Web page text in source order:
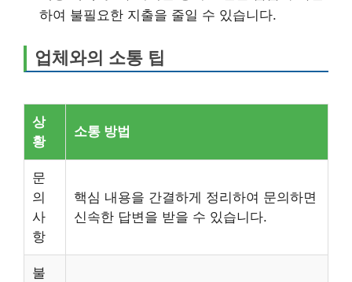
하여 불필요한 지출을 줄일 수 있습니다.
업체와의 소통 팁
상
황
소통 방법
문
의
사
항
핵심 내용을 간결하게 정리하여 문의하면
신속한 답변을 받을 수 있습니다.
불